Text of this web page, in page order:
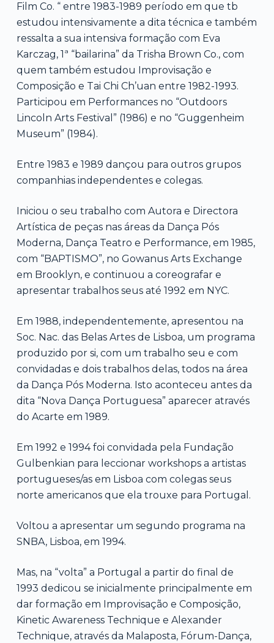
Film Co. “ entre 1983-1989 período em que tb
estudou intensivamente a dita técnica e também
ressalta a sua intensiva formação com Eva
Karczag, 1ª “bailarina” da Trisha Brown Co., com
quem também estudou Improvisação e
Composição e Tai Chi Ch’uan entre 1982-1993.
Participou em Performances no “Outdoors
Lincoln Arts Festival” (1986) e no “Guggenheim
Museum” (1984).
Entre 1983 e 1989 dançou para outros grupos
companhias independentes e colegas.
Iniciou o seu trabalho com Autora e Directora
Artística de peças nas áreas da Dança Pós
Moderna, Dança Teatro e Performance, em 1985,
com “BAPTISMO”, no Gowanus Arts Exchange
em Brooklyn, e continuou a coreografar e
apresentar trabalhos seus até 1992 em NYC.
Em 1988, independentemente, apresentou na
Soc. Nac. das Belas Artes de Lisboa, um programa
produzido por si, com um trabalho seu e com
convidadas e dois trabalhos delas, todos na área
da Dança Pós Moderna. Isto aconteceu antes da
dita “Nova Dança Portuguesa” aparecer através
do Acarte em 1989.
Em 1992 e 1994 foi convidada pela Fundação
Gulbenkian para leccionar workshops a artistas
portugueses/as em Lisboa com colegas seus
norte americanos que ela trouxe para Portugal.
Voltou a apresentar um segundo programa na
SNBA, Lisboa, em 1994.
Mas, na “volta” a Portugal a partir do final de
1993 dedicou se inicialmente principalmente em
dar formação em Improvisação e Composição,
Kinetic Awareness Technique e Alexander
Technique, através da Malaposta, Fórum-Dança,